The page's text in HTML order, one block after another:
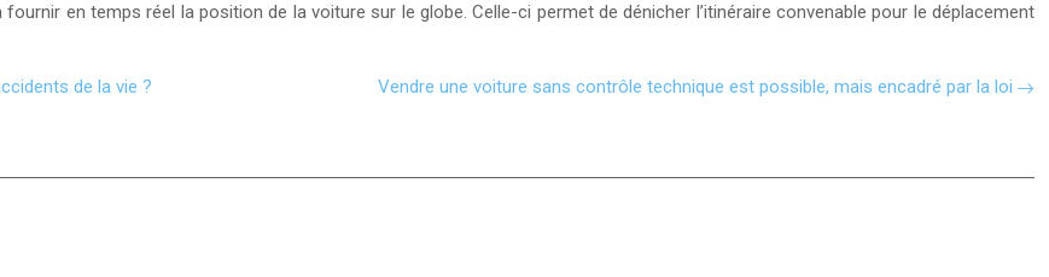
en temps réel la position de la voiture sur le globe. Celle-ci permet de dénicher l’itinéraire convenable pour le déplacement
de la vie ? Vendre une voiture sans contrôle technique est possible, mais encadré par la loi